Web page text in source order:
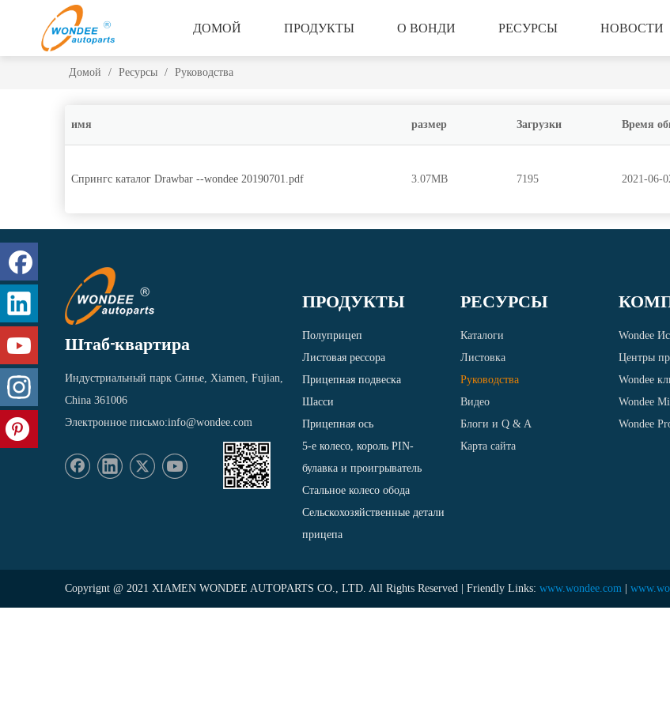
ДОМОЙ ПРОДУКТЫ О ВОНДИ РЕСУРСЫ НОВОСТИ
Домой / Ресурсы / Руководства
имя размер Загрузки Время
Спрингс каталог Drawbar --wondee 20190701.pdf 3.07MB 7195 2021-06-
Штаб-квартира
Индустриальный парк Синье, Xiamen, Fujian,
China 361006
Электронное письмо:info@wondee.com
ПРОДУКТЫ
Полуприцеп
Листовая рессора
Прицепная подвеска
Шасси
Прицепная ось
5-е колесо, король PIN-
булавка и проигрыватель
Стальное колесо обода
Сельскохозяйственные детали
прицепа
РЕСУРСЫ
Каталоги
Листовка
Руководства
Видео
Блоги и Q & A
Карта сайта
Wondee
Центры
Wondee
Wondee
Wondee
Copyrignt @ 2021 XIAMEN WONDEE AUTOPARTS CO., LTD. All Rights Reserved | Friendly Links: www.wondee.com